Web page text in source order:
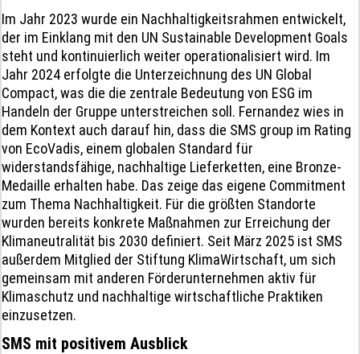
Im Jahr 2023 wurde ein Nachhaltigkeitsrahmen entwickelt,
der im Einklang mit den UN Sustainable Development Goals
steht und kontinuierlich weiter operationalisiert wird. Im
Jahr 2024 erfolgte die Unterzeichnung des UN Global
Compact, was die die zentrale Bedeutung von ESG im
Handeln der Gruppe unterstreichen soll. Fernandez wies in
dem Kontext auch darauf hin, dass die SMS group im Rating
von EcoVadis, einem globalen Standard für
widerstandsfähige, nachhaltige Lieferketten, eine Bronze-
Medaille erhalten habe. Das zeige das eigene Commitment
zum Thema Nachhaltigkeit. Für die größten Standorte
wurden bereits konkrete Maßnahmen zur Erreichung der
Klimaneutralität bis 2030 definiert. Seit März 2025 ist SMS
außerdem Mitglied der Stiftung KlimaWirtschaft, um sich
gemeinsam mit anderen Förderunternehmen aktiv für
Klimaschutz und nachhaltige wirtschaftliche Praktiken
einzusetzen.
SMS mit positivem Ausblick